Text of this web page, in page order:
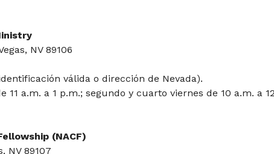
NV 89106
válida o dirección de Nevada).
11 a.m. a 1 p.m.; segundo y cuarto viernes de 10 a.m. a
(NACF)
NV 89107